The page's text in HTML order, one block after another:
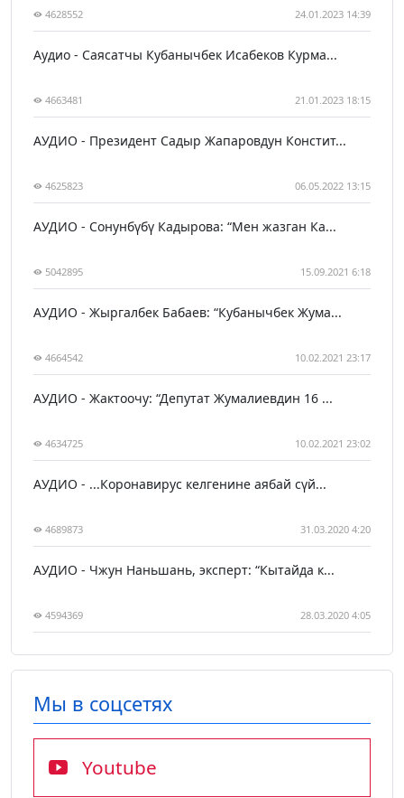
4628552 24.01.2023 14:39
Аудио - Саясатчы Кубанычбек Исабеков Курма...
4663481 21.01.2023 18:15
АУДИО - Президент Садыр Жапаровдун Констит...
4625823 06.05.2022 13:15
АУДИО - Сонунбүбү Кадырова: “Мен жазган Ка...
5042895 15.09.2021 6:18
АУДИО - Жыргалбек Бабаев: “Кубанычбек Жума...
4664542 10.02.2021 23:17
АУДИО - Жактоочу: “Депутат Жумалиевдин 16 ...
4634725 10.02.2021 23:02
АУДИО - ...Коронавирус келгенине аябай сүй...
4689873 31.03.2020 4:20
АУДИО - Чжун Наньшань, эксперт: “Кытайда к...
4594369 28.03.2020 4:05
Мы в соцсетях
Youtube